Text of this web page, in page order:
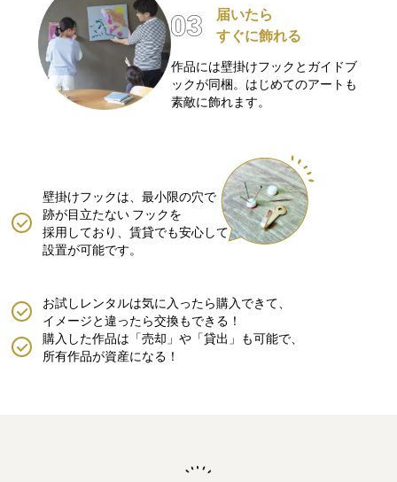
届いたら
すぐに飾れる
作品には壁掛けフックとガイドブ
ックが同梱。はじめてのアートも
素敵に飾れます。
壁掛けフックは、最小限の穴で
跡が目立たない フックを
採用しており、賃貸でも安心して
設置が可能です。
購入した作品は「売却」や「貸出」も可能で、
所有作品が資産になる！
お試しレンタルは気に入ったら購入できて、
イメージと違ったら交換もできる！